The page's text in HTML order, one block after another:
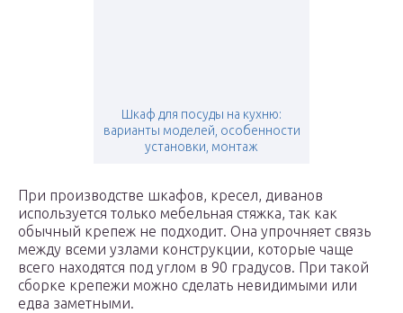
Шкаф для посуды на кухню:
варианты моделей, особенности
установки, монтаж
При производстве шкафов, кресел, диванов
используется только мебельная стяжка, так как
обычный крепеж не подходит. Она упрочняет связь
между всеми узлами конструкции, которые чаще
всего находятся под углом в 90 градусов. При такой
сборке крепежи можно сделать невидимыми или
едва заметными.